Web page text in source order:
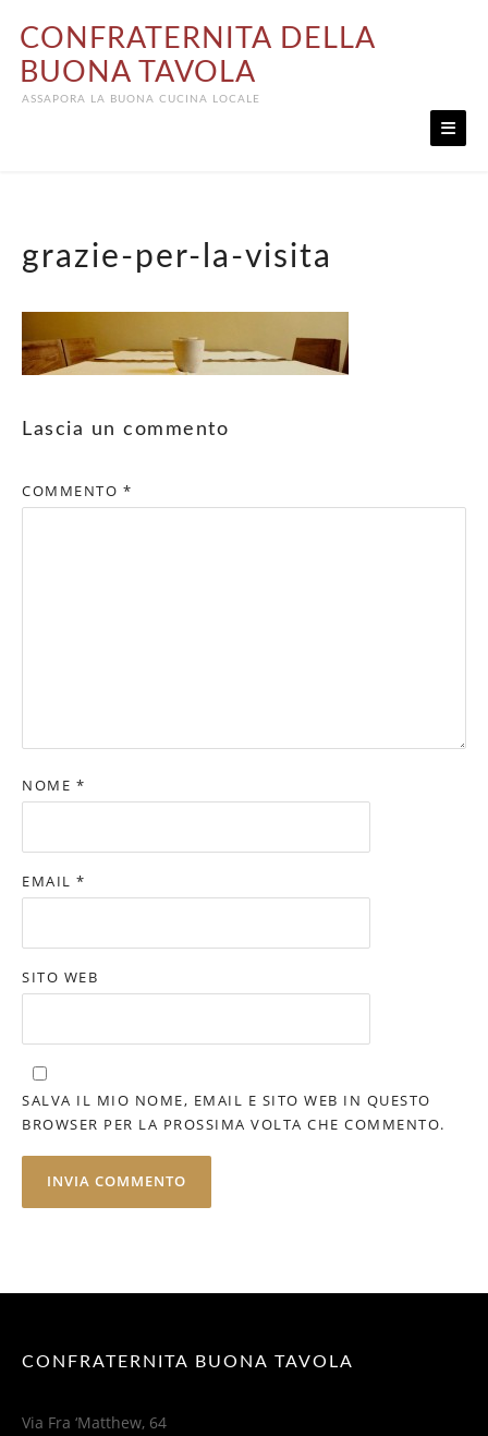
content
CONFRATERNITA DELLA
BUONA TAVOLA
ASSAPORA LA BUONA CUCINA LOCALE
grazie-per-la-visita
Lascia un commento
COMMENTO *
NOME *
EMAIL *
SITO WEB
SALVA IL MIO NOME, EMAIL E SITO WEB IN QUESTO
BROWSER PER LA PROSSIMA VOLTA CHE COMMENTO.
CONFRATERNITA BUONA TAVOLA
Via Fra ‘Matthew, 64